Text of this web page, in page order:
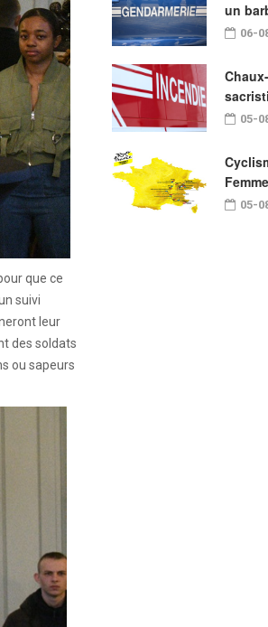
que ce
suivi
leur
des soldats
ou sapeurs
un
06-
05-
05-